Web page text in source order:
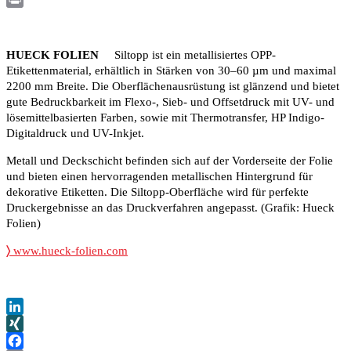
HUECK FOLIEN Siltopp ist ein metallisiertes OPP-
Etikettenmaterial, erhältlich in Stärken von 30–60 µm und maximal
2200 mm Breite. Die Oberflächenausrüstung ist glänzend und bietet
gute Bedruckbarkeit im Flexo-, Sieb- und Offsetdruck mit UV- und
lösemittelbasierten Farben, sowie mit Thermotransfer, HP Indigo-
Digitaldruck und UV-Inkjet.
Metall und Deckschicht befinden sich auf der Vorderseite der Folie
und bieten einen hervorragenden metallischen Hintergrund für
dekorative Etiketten. Die Siltopp-Oberfläche wird für perfekte
Druckergebnisse an das Druckverfahren angepasst. (Grafik: Hueck
Folien)
〉 www.hueck-folien.com
LinkedIn
XING